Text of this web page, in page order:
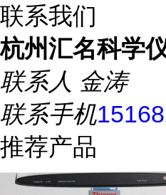
联系我们
杭州汇名科学
联系人 金涛
联系手机
推荐产品